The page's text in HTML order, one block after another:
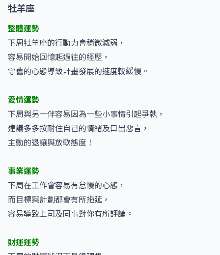
牡羊座
整體運勢
下周牡羊座的行動力會稍微減弱，
容易開始回憶起過往的經歷，
守舊的心態導致計畫發展的速度較緩慢。
愛情運勢
下周與另一伴容易因為一些小事情引起爭執，
建議多多按耐住自己的情緒及口出惡言，
主動的退讓與放軟態度！
事業運勢
下周在工作會容易有怠慢的心態，
而目標與計劃都會有所拖延，
容易導致上司及同事對你有所評論。
財運運勢